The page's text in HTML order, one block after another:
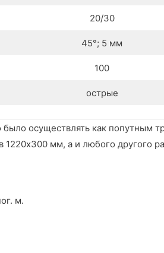
20/30
45°; 5 мм
100
острые
осуществлять как попутным
мм, а и любого другого
м.